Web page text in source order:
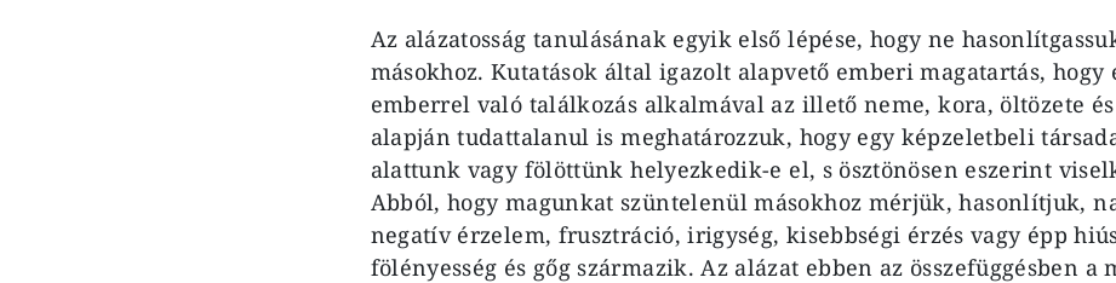
Az alázatosság tanulásának egyik első lépése, hogy ne
másokhoz. Kutatások által igazolt alapvető emberi magatartás, hogy
emberrel való talál­kozás alkalmával az illető neme, kora, öltözete
alapján tudattala­nul is meghatározzuk, hogy egy kép­zeletbeli
alattunk vagy fölöttünk helyezkedik-e el, s ösz­tönösen eszerint
Abból, hogy magunkat szüntelenül másokhoz mérjük, hasonlítjuk,
negatív érzelem, frusztráció, irigység, kisebbségi érzés vagy épp
fölényesség és gőg származik. Az alázat ebben az összefüggésben a